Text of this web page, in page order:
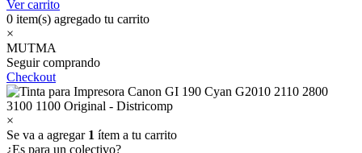
Ver carrito
0 item(s) agregado tu carrito
×
MUTMA
Seguir comprando
Checkout
×
Se va a agregar 1 ítem a tu carrito
¿Es para un colectivo?